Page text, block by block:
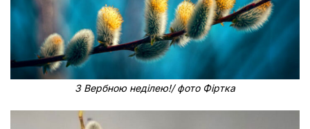
З Вербною неділею!/ фото Фіртка